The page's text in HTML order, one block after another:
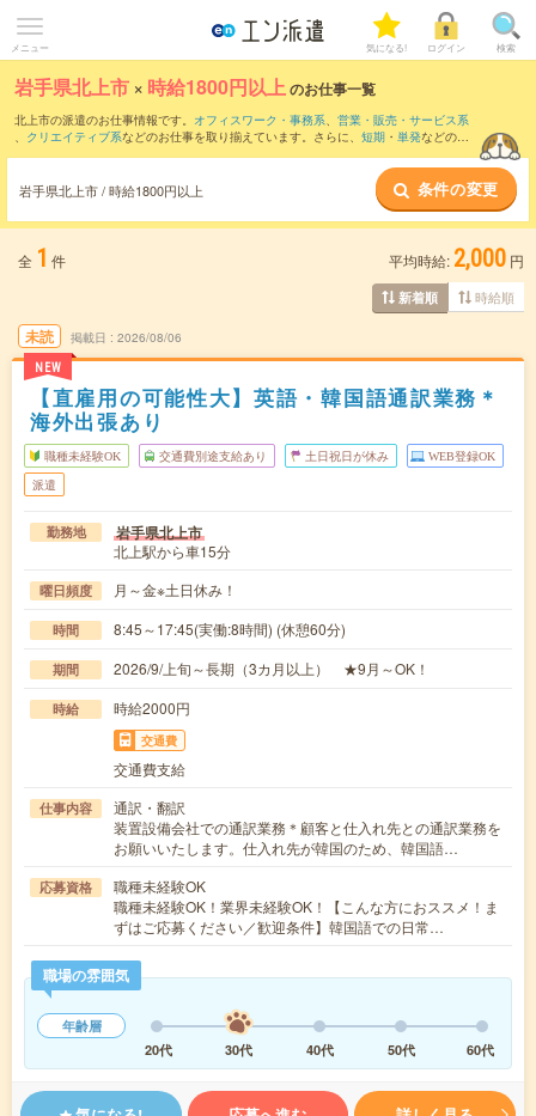
メニュー 気になる! ログイン 検索
岩手県北上市 × 時給1800円以上のお仕事一覧
北上市の派遣のお仕事情報です。 オフィスワーク・事務系、 営業・販売・サービス系
、 クリエイティブ系などのお仕事を取り揃えています。さらに、 短期 ・ 単発などの期
岩手県北上市 / 時給1800円以上 条件の変更
全 1 件 平均時給: 2,000 円
新着順 時給順
未読
NEW
掲載日 2026/08/06
【直雇用の可能性大】英語・韓国語通訳業務＊
海外出張あり
職種未経験OK 交通費別途支給あり 土日祝日が休み WEB登録OK
派遣
勤務地 岩手県北上市
北上駅から車15分
曜日頻度 月～金※土日休み！
時間 8:45～17:45(実働:8時間) (休憩60分)
期間 2026/9/上旬～長期（3カ月以上） ★9月～OK！
時給 時給2000円
交通費
交通費支給
仕事内容
通訳・翻訳
装置設備会社での通訳業務＊顧客と仕入れ先との通訳業務を
お願いいたします。仕入れ先が韓国のため、韓国語…
応募資格
職種未経験OK
職種未経験OK！業界未経験OK！【こんな方におススメ！ま
ずはご応募ください／歓迎条件】韓国語での日常…
職場の雰囲気
年齢層
20代
30代 40代 50代 60代